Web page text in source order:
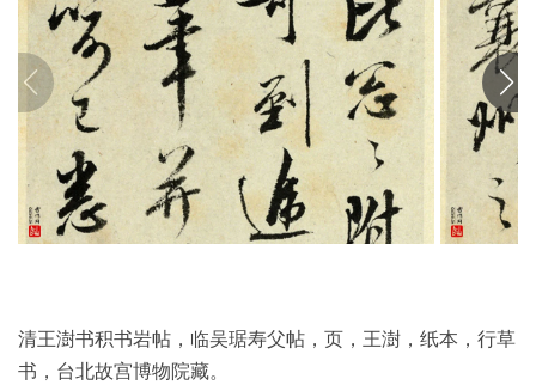
清王澍书积书岩帖，临吴琚寿父帖，页，王澍，纸本，行草
书，台北故宫博物院藏。
家
高
清
版
|
版
高
清